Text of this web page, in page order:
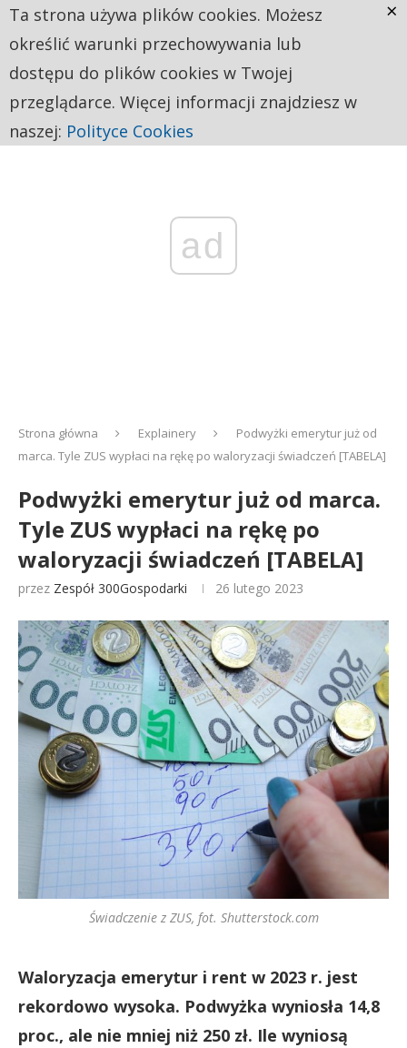
ad
Strona główna Explainery
Podwyżki emerytur już od
marca. Tyle ZUS wypłaci na rękę po waloryzacji świadczeń [TABELA]
Podwyżki emerytur już od marca.
Tyle ZUS wypłaci na rękę po
waloryzacji świadczeń [TABELA]
przez Zespół 300Gospodarki 26 lutego 2023
Świadczenie z ZUS, fot. Shutterstock.com
Waloryzacja emerytur i rent w 2023 r. jest
rekordowo wysoka. Podwyżka wyniosła 14,8
proc., ale nie mniej niż 250 zł. Ile wyniosą
Ta strona używa plików cookies. Możesz
określić warunki przechowywania lub
dostępu do plików cookies w Twojej
przeglądarce. Więcej informacji znajdziesz w
naszej: Polityce Cookies
×